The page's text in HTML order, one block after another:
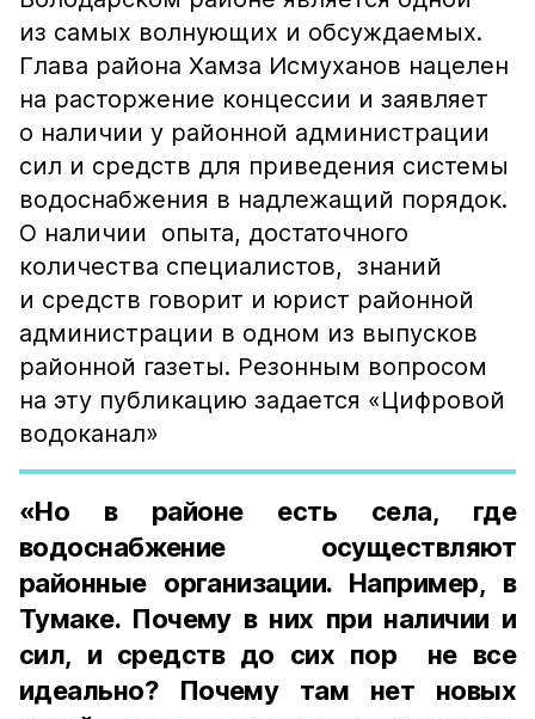
из самых волнующих и обсуждаемых.
Глава района Хамза Исмуханов нацелен
на расторжение концессии и заявляет
о наличии у районной администрации
сил и средств для приведения системы
водоснабжения в надлежащий порядок.
О наличии опыта, достаточного
количества специалистов, знаний
и средств говорит и юрист районной
администрации в одном из выпусков
районной газеты. Резонным вопросом
на эту публикацию задается «Цифровой
водоканал»
«Но в районе есть села, где
водоснабжение осуществляют
районные организации. Например, в
Тумаке. Почему в них при наличии и
сил, и средств до сих пор не все
идеально? Почему там нет новых